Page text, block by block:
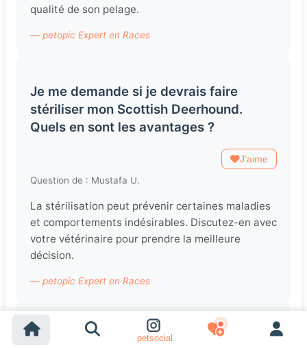
petsocial
qualité de son pelage.
— petopic Expert en Races
Je me demande si je devrais faire
stériliser mon Scottish Deerhound.
Quels en sont les avantages ?
J'aime
Question de : Mustafa U.
La stérilisation peut prévenir certaines maladies
et comportements indésirables. Discutez-en avec
votre vétérinaire pour prendre la meilleure
décision.
— petopic Expert en Races
Est-ce que les Scottish Deerhounds